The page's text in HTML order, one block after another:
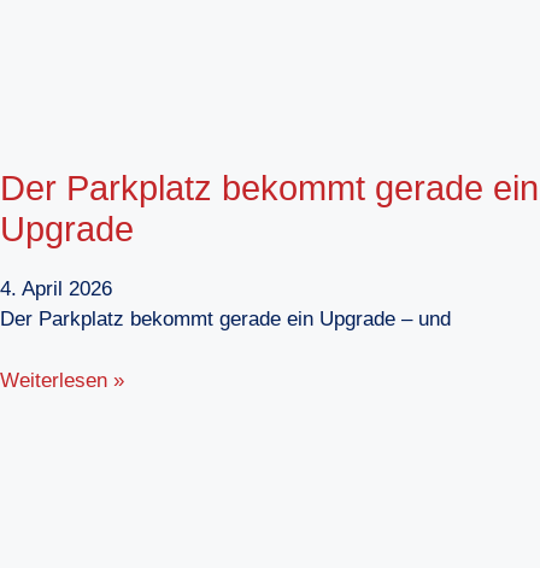
Der Parkplatz bekommt gerade ein
Upgrade
4. April 2026
Der Parkplatz bekommt gerade ein Upgrade – und
Weiterlesen »